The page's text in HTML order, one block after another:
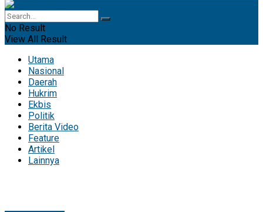
No Result
View All Result
Utama
Nasional
Daerah
Hukrim
Ekbis
Politik
Berita Video
Feature
Artikel
Lainnya